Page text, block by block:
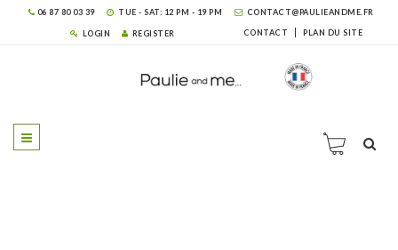
06 87 80 03 39 TUE - SAT: 12 PM - 19 PM CONTACT@PAULIEANDME.FR
LOGIN REGISTER CONTACT PLAN DU SITE